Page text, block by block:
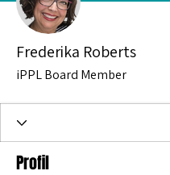
Frederika Roberts
iPPL Board Member
Profil